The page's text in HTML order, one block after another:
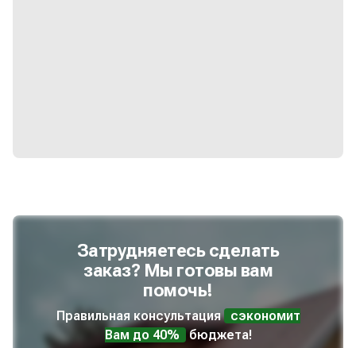
Затрудняетесь сделать
заказ? Мы готовы вам
помочь!
Правильная консультация
сэкономит
Вам до 40%
бюджета!